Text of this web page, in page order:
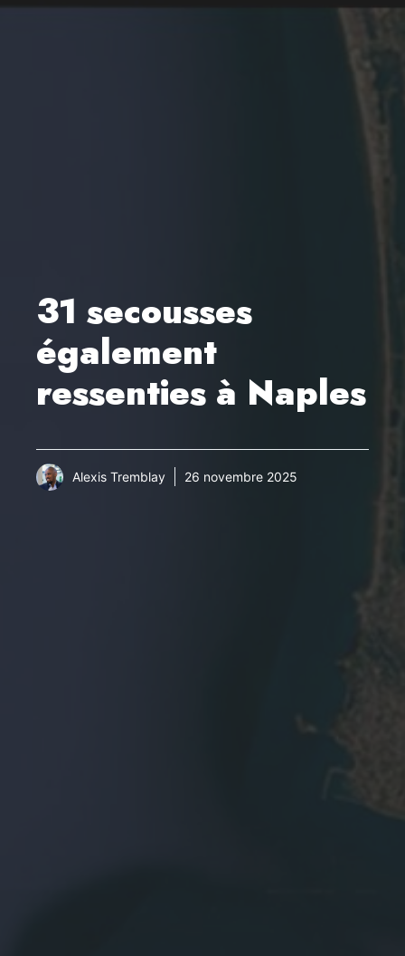
31 secousses
également
ressenties à Naples
Alexis Tremblay 26 novembre 2025